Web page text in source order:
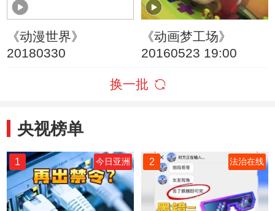
《动漫世界》
20180330
《动画梦工场》
20160523 19:00
换一批
央视榜单
1 今日亚洲 2 法治在线